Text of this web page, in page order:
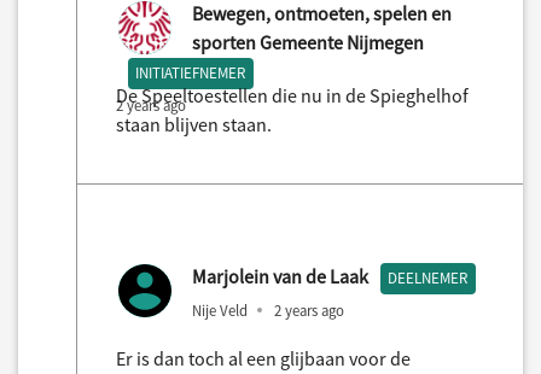
Bewegen, ontmoeten, spelen en
sporten Gemeente Nijmegen
INITIATIEFNEMER
2 years ago
De Speeltoestellen die nu in de Spieghelhof
staan blijven staan.
Marjolein van de Laak DEELNEMER
Nije Veld 2 years ago
Er is dan toch al een glijbaan voor de